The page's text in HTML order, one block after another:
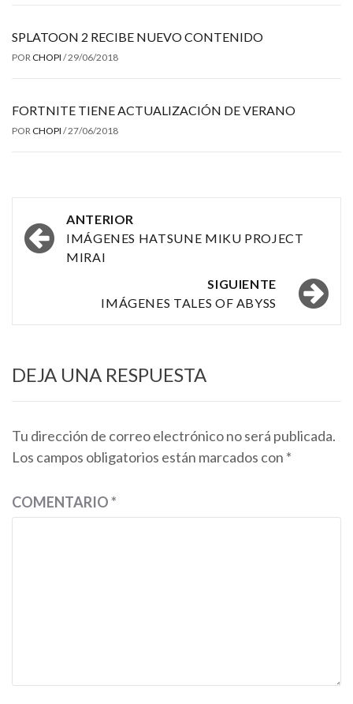
SPLATOON 2 RECIBE NUEVO CONTENIDO
POR CHOPI /29/06/2018
FORTNITE TIENE ACTUALIZACIÓN DE VERANO
POR CHOPI /27/06/2018
Navegación
por
entradas
ANTERIOR
IMÁGENES HATSUNE MIKU PROJECT
MIRAI
SIGUIENTE
IMÁGENES TALES OF ABYSS
DEJA UNA RESPUESTA
Tu dirección de correo electrónico no será publicada.
Los campos obligatorios están marcados con *
COMENTARIO*